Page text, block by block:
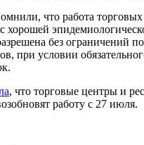
что работа
хорошей
без ограничений
при условии
, что торговые центры и
работу с 27 июля.